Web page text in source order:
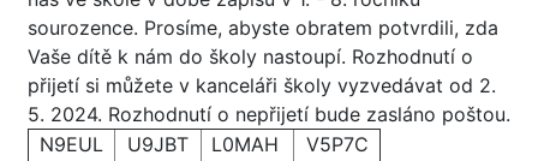
sourozence. Prosíme, abyste obratem potvrdili, zda
Vaše dítě k nám do školy nastoupí. Rozhodnutí o
přijetí si můžete v kanceláři školy vyzvedávat od 2.
5. 2024. Rozhodnutí o nepřijetí bude zasláno poštou.
N9EUL
U9JBT
L0MAH
V5P7C